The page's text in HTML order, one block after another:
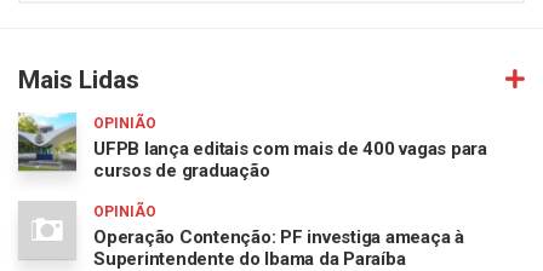
Mais Lidas
OPINIÃO
UFPB lança editais com mais de 400 vagas para
cursos de graduação
OPINIÃO
Operação Contenção: PF investiga ameaça à
Superintendente do Ibama da Paraíba